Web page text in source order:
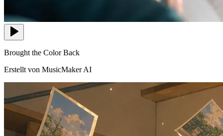
Brought the Color Back
Erstellt von MusicMaker AI